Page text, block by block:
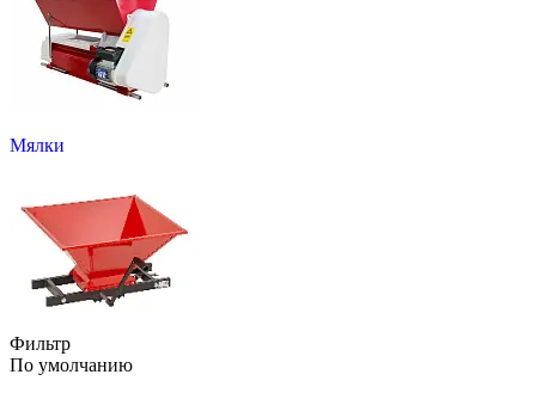
Мялки
Фильтр
По умолчанию